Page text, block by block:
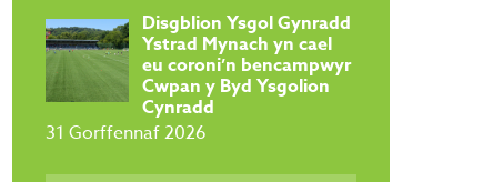
Disgblion Ysgol Gynradd
Ystrad Mynach yn cael
eu coroni’n bencampwyr
Cwpan y Byd Ysgolion
Cynradd
31 Gorffennaf 2026